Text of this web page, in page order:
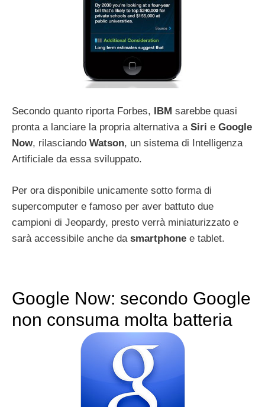
Secondo quanto riporta Forbes, IBM sarebbe quasi
pronta a lanciare la propria alternativa a Siri e Google
Now, rilasciando Watson, un sistema di Intelligenza
Artificiale da essa sviluppato.
Per ora disponibile unicamente sotto forma di
supercomputer e famoso per aver battuto due
campioni di Jeopardy, presto verrà miniaturizzato e
sarà accessibile anche da smartphone e tablet.
Google Now: secondo Google
non consuma molta batteria